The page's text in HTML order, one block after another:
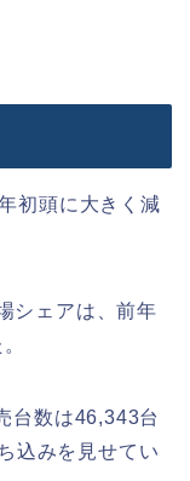
初頭に大きく減
シェアは、前年
台数は46,343台
込みを見せてい